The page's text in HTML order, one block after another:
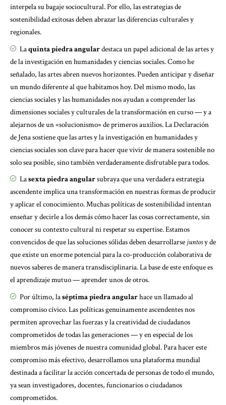
interpela su bagaje sociocultural. Por ello, las estrategias de
sostenibilidad exitosas deben abrazar las diferencias culturales y
regionales.
Laquinta piedra angulardestaca un papel adicional de las artes y
de la investigación en humanidades y ciencias sociales. Como he
señalado, las artes abren nuevos horizontes. Pueden anticipar y diseñar
un mundo diferente al que habitamos hoy. Del mismo modo, las
ciencias sociales y las humanidades nos ayudan a comprender las
dimensiones sociales y culturales de la transformación en curso — y a
alejarnos de un «solucionismo» de primeros auxilios. La Declaración
de Jena sostiene que las artes y la investigación en humanidades y
ciencias sociales son clave para hacer que vivir de manera sostenible no
solo sea posible, sino también verdaderamente disfrutable para todos.
Lasexta piedra angularsubraya que una verdadera estrategia
ascendente implica una transformación en nuestras formas de producir
y aplicar el conocimiento. Muchas políticas de sostenibilidad intentan
enseñar y decirle a los demás cómo hacer las cosas correctamente, sin
conocer su contexto cultural ni respetar su expertise. Estamos
convencidos de que las soluciones sólidas deben desarrollarse juntosy de
que existe un enorme potencial para la co-producción colaborativa de
nuevos saberes de manera transdisciplinaria. La base de este enfoque es
el aprendizaje mutuo — aprender unos de otros.
Por último, laséptima piedra angularhace un llamado al
compromiso cívico. Las políticas genuinamente ascendentes nos
permiten aprovechar las fuerzas y la creatividad de ciudadanos
comprometidos de todas las generaciones — y en especial de los
miembros más jóvenes de nuestra comunidad global. Para hacer este
compromiso más efectivo, desarrollamos una plataforma mundial
destinada a facilitar la acción concertada de personas de todo el mundo,
ya sean investigadores, docentes, funcionarios o ciudadanos
comprometidos.